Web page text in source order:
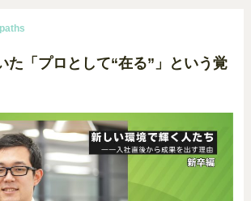
た「プロとして“在る”」という覚